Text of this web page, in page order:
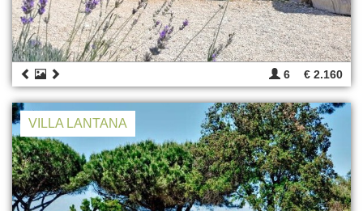
6 € 2.160
VILLA LANTANA